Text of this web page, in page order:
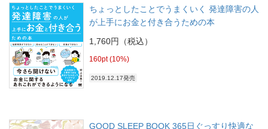
ちょっとしたことでうまくいく 発達障害の人
が上手にお金と付き合うための本
1,760円（税込）
160pt (10%)
2019.12.17発売
GOOD SLEEP BOOK 365日ぐっすり快適な